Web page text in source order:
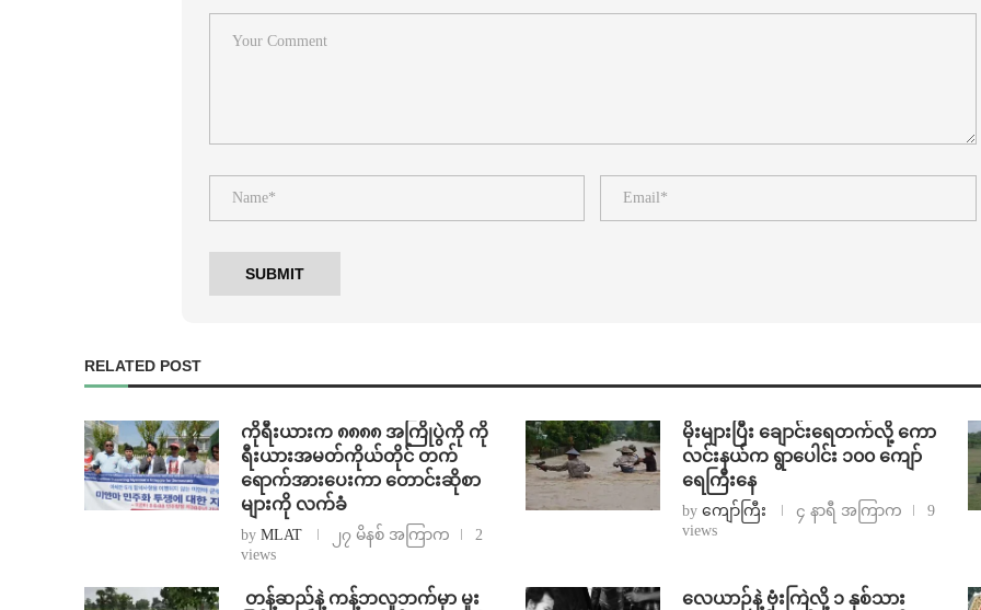
RELATED POST
ကိုရီးယားက ၈၈၈၈ အကြိုပွဲကို ကို
ရီးယားအမတ်ကိုယ်တိုင် တက်
ရောက်အားပေးကာ တောင်းဆိုစာ
များကို လက်ခံ
by MLAT ၂၇ မိနစ် အကြာက
2
views
⁨မိုးများပြီး ချောင်းရေတက်လို့ ကော
လင်းနယ်က ရွာပေါင်း ၁၀၀ ကျော်
ရေကြီးနေ
by ကျော်ကြီး ၄ နာရီ အကြာက
9
views
⁩ ⁨တန့်ဆည်နဲ့ ကန့်ဘလူဘက်မှာ မူး
⁨လေယာဉ်နဲ့ ဗုံးကြဲလို့ ၁ နှစ်သား